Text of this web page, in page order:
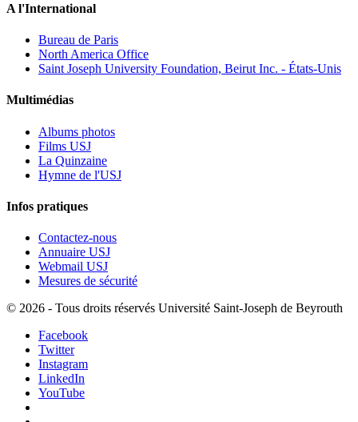
A l'International
Bureau de Paris
North America Office
Saint Joseph University Foundation, Beirut Inc. - États-Unis
Multimédias
Albums photos
Films USJ
La Quinzaine
Hymne de l'USJ
Infos pratiques
Contactez-nous
Annuaire USJ
Webmail USJ
Mesures de sécurité
© 2026 - Tous droits réservés Université Saint-Joseph de Beyrouth
Facebook
Twitter
Instagram
LinkedIn
YouTube